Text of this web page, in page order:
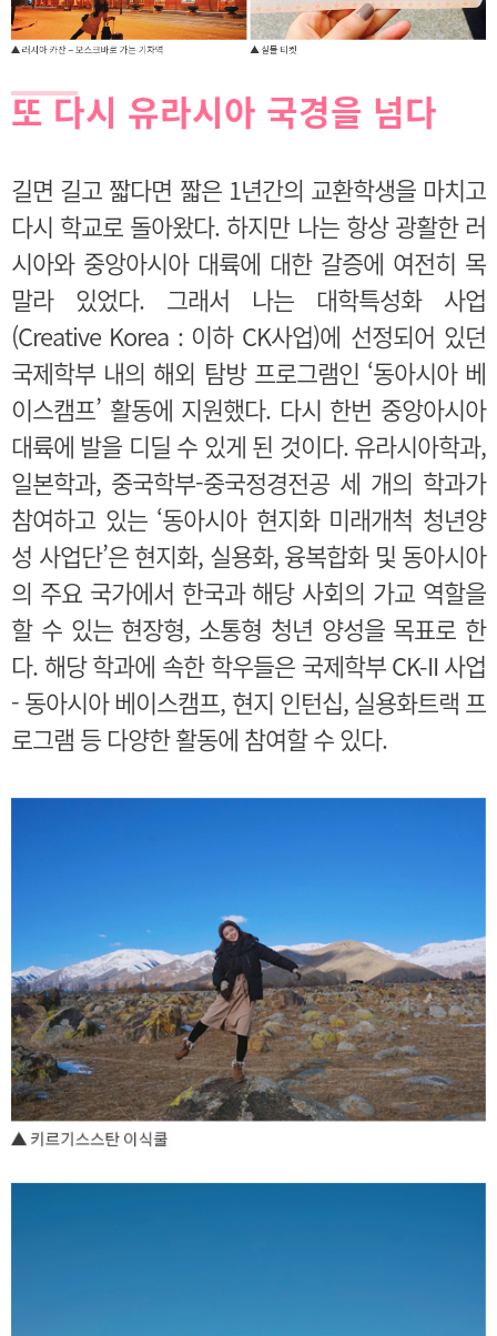
또 다시 유라시아 국경을 넘다
길면 길고 짧다면 짧은 1년간의 교환학생을 마치고
다시 학교로 돌아왔다. 하지만 나는 항상 광활한 러
시아와 중앙아시아 대륙에 대한 갈증에 여전히 목
말라 있었다. 그래서 나는 대학특성화 사업
(Creative Korea : 이하 CK사업)에 선정되어 있던
국제학부 내의 해외 탐방 프로그램인 ‘동아시아 베
이스캠프’ 활동에 지원했다. 다시 한번 중앙아시아
대륙에 발을 디딜 수 있게 된 것이다. 유라시아학과,
일본학과, 중국학부-중국정경전공 세 개의 학과가
참여하고 있는 ‘동아시아 현지화 미래개척 청년양
성 사업단’은 현지화, 실용화, 융복합화 및 동아시아
의 주요 국가에서 한국과 해당 사회의 가교 역할을
할 수 있는 현장형, 소통형 청년 양성을 목표로 한
다. 해당 학과에 속한 학우들은 국제학부 CK-II 사업
- 동아시아 베이스캠프, 현지 인턴십, 실용화트랙 프
로그램 등 다양한 활동에 참여할 수 있다.